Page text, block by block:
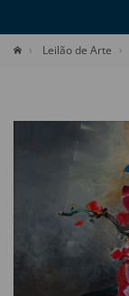
Leilão de Arte